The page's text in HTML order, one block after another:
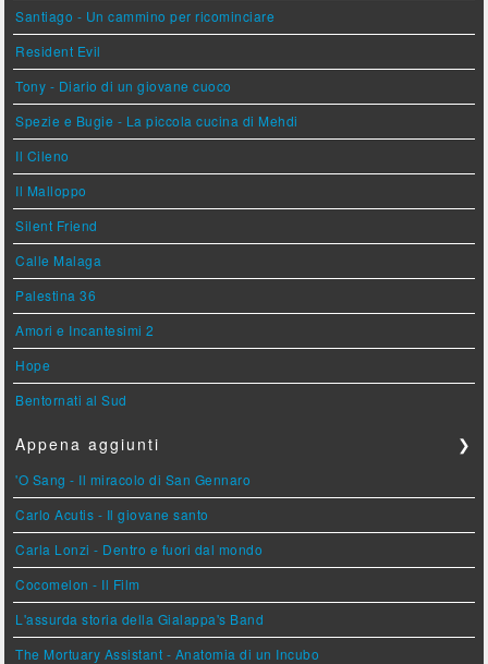
Santiago - Un cammino per ricominciare
Resident Evil
Tony - Diario di un giovane cuoco
Spezie e Bugie - La piccola cucina di Mehdi
Il Cileno
Il Malloppo
Silent Friend
Calle Malaga
Palestina 36
Amori e Incantesimi 2
Hope
Bentornati al Sud
Appena aggiunti ❯
'O Sang - Il miracolo di San Gennaro
Carlo Acutis - Il giovane santo
Carla Lonzi - Dentro e fuori dal mondo
Cocomelon - Il Film
L'assurda storia della Gialappa's Band
The Mortuary Assistant - Anatomia di un Incubo